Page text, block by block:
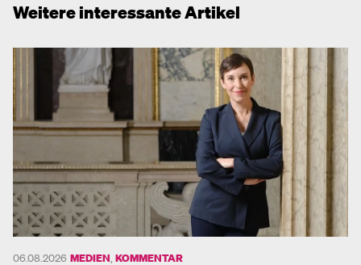
Weitere interessante Artikel
06.08.2026 MEDIEN KOMMENTAR